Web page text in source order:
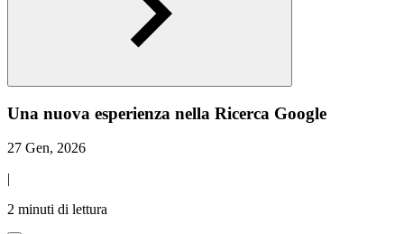
Una nuova esperienza nella Ricerca Google
27 Gen, 2026
|
2 minuti di lettura